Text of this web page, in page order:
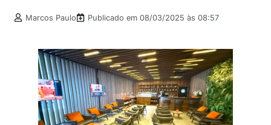
Marcos Paulo Publicado em08/03/2025 às 08:57